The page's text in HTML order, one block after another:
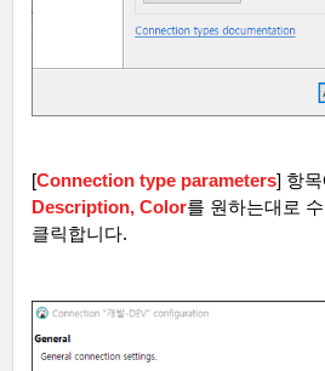
[Connection type parameters] 항
Description, Color를 원하는대로
클릭합니다.